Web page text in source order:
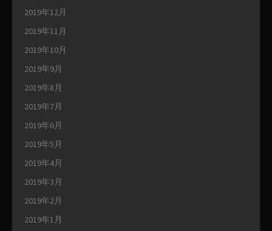
2019年12月
2019年11月
2019年10月
2019年9月
2019年8月
2019年7月
2019年6月
2019年5月
2019年4月
2019年3月
2019年2月
2019年1月